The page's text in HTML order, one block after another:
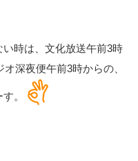
時は、文化放送午前3時
深夜便午前3時からの、
。